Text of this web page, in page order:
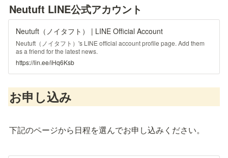
Neutuft LINE公式アカウント
Neutuft（ノイタフト） | LINE Official Account
Neutuft（ノイタフト）'s LINE official account profile page. Add them
as a friend for the latest news.
https://lin.ee/iHq6Ksb
お申し込み
下記のページから日程を選んでお申し込みください。